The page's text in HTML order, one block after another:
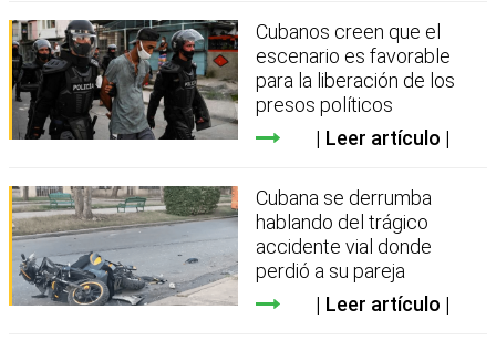
Cubanos creen que el
escenario es favorable
para la liberación de los
presos políticos
Leer artículo
Cubana se derrumba
hablando del trágico
accidente vial donde
perdió a su pareja
Leer artículo